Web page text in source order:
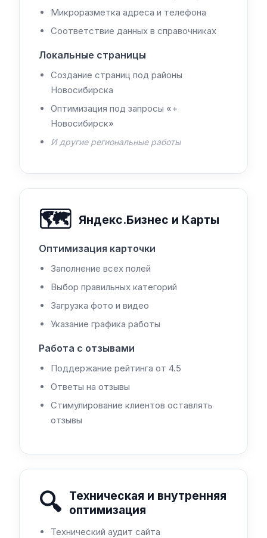
Микроразметка адреса и телефона
Соответствие данных в справочниках
Локальные страницы
Создание страниц под районы
Новосибирска
Оптимизация под запросы «+
Новосибирск»
И другие региональные работы
🗺️ Яндекс.Бизнес и Карты
Оптимизация карточки
Заполнение всех полей
Выбор правильных категорий
Загрузка фото и видео
Указание графика работы
Работа с отзывами
Поддержание рейтинга от 4.5
Ответы на отзывы
Стимулирование клиентов оставлять
отзывы
🔍 Техническая и внутренняя
оптимизация
Технический аудит сайта